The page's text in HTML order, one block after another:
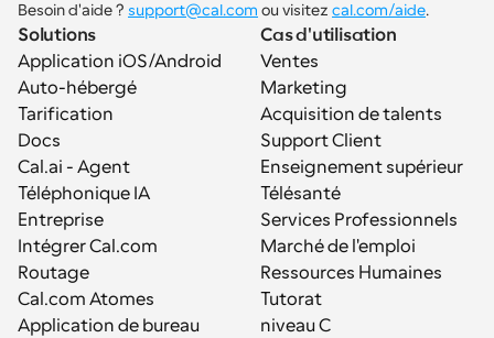
Besoin d'aide ? support@cal.com ou visitez cal.com/aide.
Solutions
Application iOS/Android
Auto-hébergé
Tarification
Docs
Cal.ai - Agent
Téléphonique IA
Entreprise
Intégrer Cal.com
Routage
Cal.com Atomes
Application de bureau
Cas d'utilisation
Ventes
Marketing
Acquisition de talents
Support Client
Enseignement supérieur
Télésanté
Services Professionnels
Marché de l'emploi
Ressources Humaines
Tutorat
niveau C